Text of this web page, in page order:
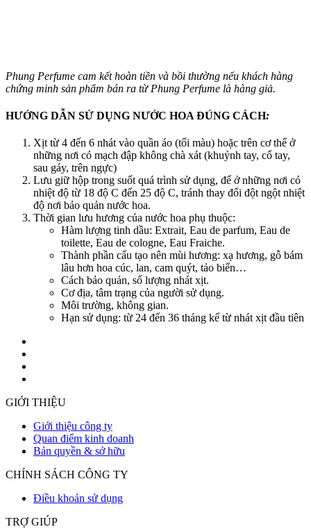
Phung Perfume cam kết hoàn tiền và bồi thường nếu khách hàng
chứng minh sản phẩm bán ra từ Phung Perfume là hàng giả.
HƯỚNG DẪN SỬ DỤNG NƯỚC HOA ĐÚNG CÁCH:
Xịt từ 4 đến 6 nhát vào quần áo (tối màu) hoặc trên cơ thể ở
những nơi có mạch đập không chà xát (khuỷnh tay, cổ tay,
sau gáy, trên ngực)
Lưu giữ hộp trong suốt quá trình sử dụng, để ở những nơi có
nhiệt độ từ 18 độ C đến 25 độ C, tránh thay đổi đột ngột nhiệt
độ nơi bảo quản nước hoa.
Thời gian lưu hương của nước hoa phụ thuộc:
Hàm lượng tinh dầu: Extrait, Eau de parfum, Eau de
toilette, Eau de cologne, Eau Fraiche.
Thành phần cấu tạo nên mùi hương: xạ hương, gỗ bám
lâu hơn hoa cúc, lan, cam quýt, tảo biển…
Cách bảo quản, số lượng nhát xịt.
Cơ địa, tâm trạng của người sử dụng.
Môi trường, không gian.
Hạn sử dụng: từ 24 đến 36 tháng kể từ nhát xịt đầu tiên
GIỚI THIỆU
Giới thiệu công ty
Quan điểm kinh doanh
Bản quyền & sở hữu
CHÍNH SÁCH CÔNG TY
Điều khoản sử dụng
TRỢ GIÚP